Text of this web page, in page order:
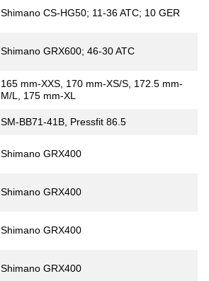
Shimano CS-HG50; 11-36 ATC; 10 GER
Shimano GRX600; 46-30 ATC
165 mm-XXS, 170 mm-XS/S, 172.5 mm-
M/L, 175 mm-XL
SM-BB71-41B, Pressfit 86.5
Shimano GRX400
Shimano GRX400
Shimano GRX400
Shimano GRX400